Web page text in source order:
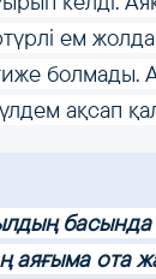
ем
болмады.
ақсап
басында
аяғыма ота